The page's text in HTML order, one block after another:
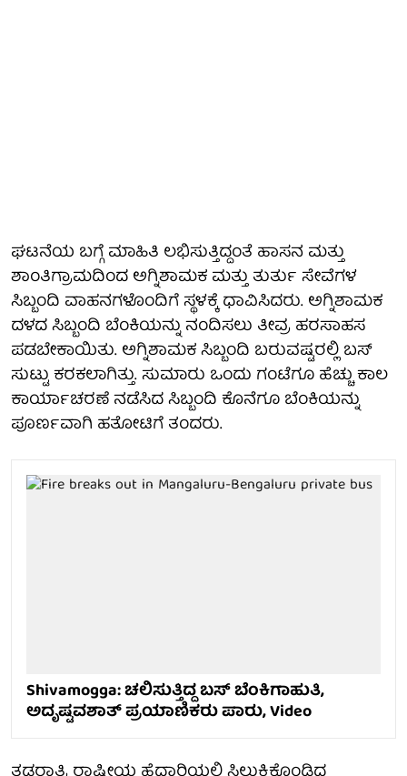
ಘಟನೆಯ ಬಗ್ಗೆ ಮಾಹಿತಿ ಲಭಿಸುತ್ತಿದ್ದಂತೆ ಹಾಸನ ಮತ್ತು
ಶಾಂತಿಗ್ರಾಮದಿಂದ ಅಗ್ನಿಶಾಮಕ ಮತ್ತು ತುರ್ತು ಸೇವೆಗಳ
ಸಿಬ್ಬಂದಿ ವಾಹನಗಳೊಂದಿಗೆ ಸ್ಥಳಕ್ಕೆ ಧಾವಿಸಿದರು. ಅಗ್ನಿಶಾಮಕ
ದಳದ ಸಿಬ್ಬಂದಿ ಬೆಂಕಿಯನ್ನು ನಂದಿಸಲು ತೀವ್ರ ಹರಸಾಹಸ
ಪಡಬೇಕಾಯಿತು. ಅಗ್ನಿಶಾಮಕ ಸಿಬ್ಬಂದಿ ಬರುವಷ್ಟರಲ್ಲಿ ಬಸ್
ಸುಟ್ಟು ಕರಕಲಾಗಿತ್ತು. ಸುಮಾರು ಒಂದು ಗಂಟೆಗೂ ಹೆಚ್ಚು ಕಾಲ
ಕಾರ್ಯಾಚರಣೆ ನಡೆಸಿದ ಸಿಬ್ಬಂದಿ ಕೊನೆಗೂ ಬೆಂಕಿಯನ್ನು
ಪೂರ್ಣವಾಗಿ ಹತೋಟಿಗೆ ತಂದರು.
Shivamogga: ಚಲಿಸುತ್ತಿದ್ದ ಬಸ್ ಬೆಂಕಿಗಾಹುತಿ,
ಅದೃಷ್ಟವಶಾತ್ ಪ್ರಯಾಣಿಕರು ಪಾರು, Video